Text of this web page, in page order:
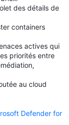
des détails de
containers
actives qui
priorités entre
au cloud
Defender for